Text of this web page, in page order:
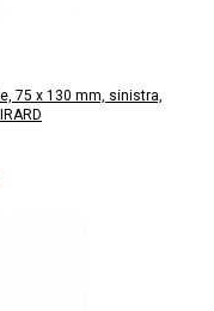
75 x 130 mm, sinistra,